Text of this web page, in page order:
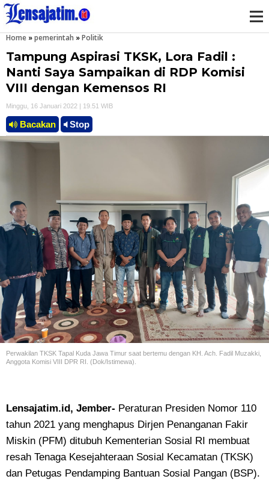
Home »pemerintah »Politik
Tampung Aspirasi TKSK, Lora Fadil :
Nanti Saya Sampaikan di RDP Komisi
VIII dengan Kemensos RI
Minggu, 16 Januari 2022 | 19.51 WIB
Bacakan Stop
Perwakilan TKSK Tapal Kuda Jawa Timur saat bertemu dengan KH. Ach. Fadil Muzakki,
Anggota Komisi VIII DPR RI. (Dok/Istimewa).
Lensajatim.id, Jember- Peraturan Presiden Nomor 110
tahun 2021 yang menghapus Dirjen Penanganan Fakir
Miskin (PFM) ditubuh Kementerian Sosial RI membuat
resah Tenaga Kesejahteraan Sosial Kecamatan (TKSK)
dan Petugas Pendamping Bantuan Sosial Pangan (BSP).